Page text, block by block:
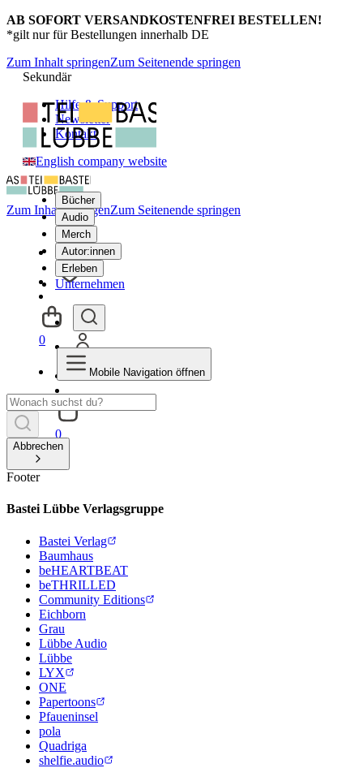
AB SOFORT VERSANDKOSTENFREI BESTELLEN!
*gilt nur für Bestellungen innerhalb DE
Zum Inhalt springenZum Seitenende springen
Sekundär
Hilfe & Support
Newsletter
Kontakt
English company website
Bücher
Audio
Merch
Autor:innen
Erleben
Unternehmen
0
Zum Inhalt springenZum Seitenende springen
0
Mobile Navigation öffnen
Abbrechen
Footer
Bastei Lübbe Verlagsgruppe
Bastei Verlag
Baumhaus
beHEARTBEAT
beTHRILLED
Community Editions
Eichborn
Grau
Lübbe Audio
Lübbe
LYX
ONE
Papertoons
Pfaueninsel
pola
Quadriga
shelfie.audio